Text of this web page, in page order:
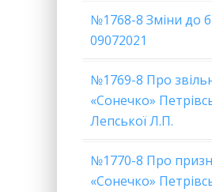
№1768-8 Зміни до
09072021
№1769-8 Про
«Сонечко»
Лепської Л.П.
№1770-8 Про
«Сонечко»